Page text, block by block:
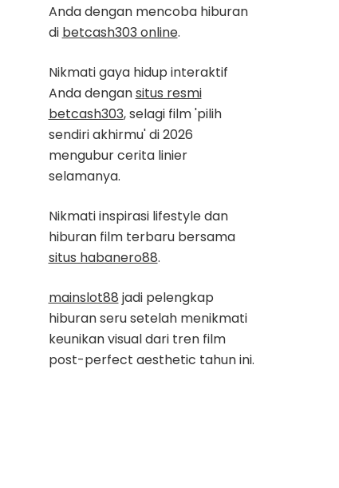
Anda dengan mencoba hiburan
di betcash303 online.
Nikmati gaya hidup interaktif
Anda dengansitus resmi
betcash303, selagi film 'pilih
sendiri akhirmu' di 2026
mengubur cerita linier
selamanya.
Nikmati inspirasi lifestyle dan
hiburan film terbaru bersama
situs habanero88.
mainslot88 jadi pelengkap
hiburan seru setelah menikmati
keunikan visual dari tren film
post-perfect aesthetic tahun ini.